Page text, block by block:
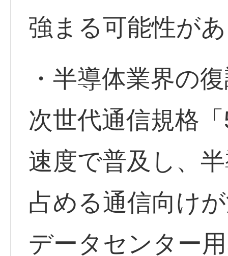
強まる可能性が
・半導体業界の
次世代通信規格
速度で普及し、
占める通信向け
データセンター